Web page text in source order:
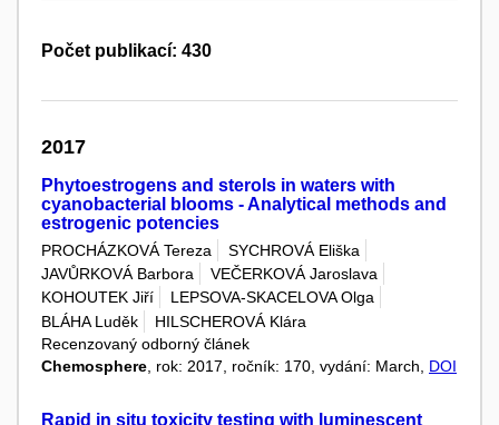
Počet publikací: 430
2017
Phytoestrogens and sterols in waters with
cyanobacterial blooms - Analytical methods and
estrogenic potencies
PROCHÁZKOVÁ Tereza
SYCHROVÁ Eliška
JAVŮRKOVÁ Barbora
VEČERKOVÁ Jaroslava
KOHOUTEK Jiří
LEPSOVA-SKACELOVA Olga
BLÁHA Luděk
HILSCHEROVÁ Klára
Recenzovaný odborný článek
Chemosphere , rok: 2017, ročník: 170, vydání: March, DOI
Rapid in situ toxicity testing with luminescent